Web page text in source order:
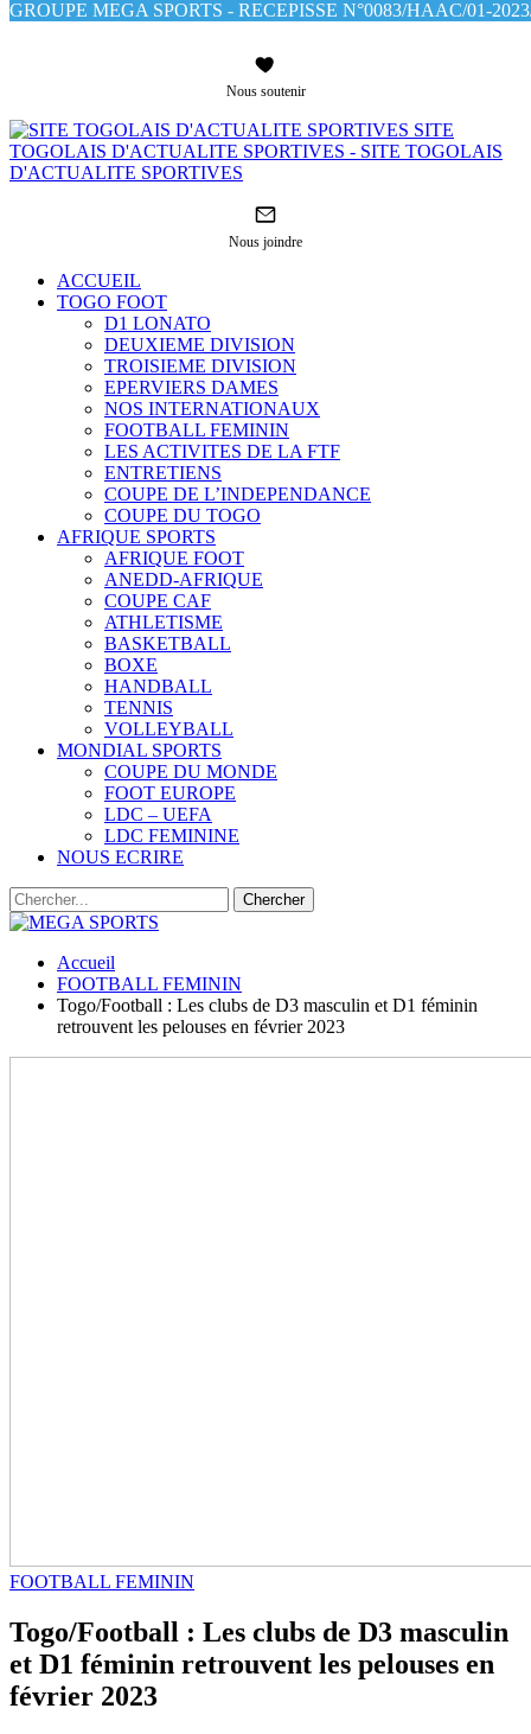
GROUPE MEGA SPORTS - RECEPISSE N°0083/HAAC/01-
Nous soutenir
SITE
TOGOLAIS D'ACTUALITE SPORTIVES - SITE TOGOLAIS
D'ACTUALITE SPORTIVES
Nous joindre
ACCUEIL
TOGO FOOT
D1 LONATO
DEUXIEME DIVISION
TROISIEME DIVISION
EPERVIERS DAMES
NOS INTERNATIONAUX
FOOTBALL FEMININ
LES ACTIVITES DE LA FTF
ENTRETIENS
COUPE DE L’INDEPENDANCE
COUPE DU TOGO
AFRIQUE SPORTS
AFRIQUE FOOT
ANEDD-AFRIQUE
COUPE CAF
ATHLETISME
BASKETBALL
BOXE
HANDBALL
TENNIS
VOLLEYBALL
MONDIAL SPORTS
COUPE DU MONDE
FOOT EUROPE
LDC – UEFA
LDC FEMININE
NOUS ECRIRE
Accueil
FOOTBALL FEMININ
Togo/Football : Les clubs de D3 masculin et D1 féminin
retrouvent les pelouses en février 2023
FOOTBALL FEMININ
Togo/Football : Les clubs de D3 masculin
et D1 féminin retrouvent les pelouses en
février 2023